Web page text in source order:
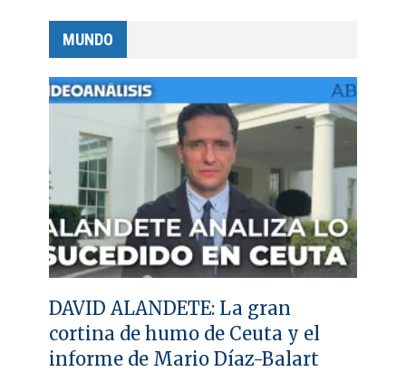
MUNDO
DAVID ALANDETE: La gran
cortina de humo de Ceuta y el
informe de Mario Díaz-Balart